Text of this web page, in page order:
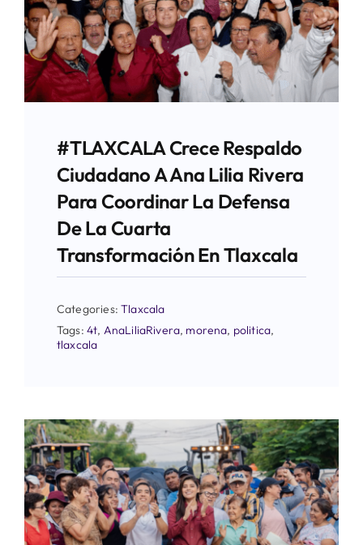
#TLAXCALA Crece Respaldo
Ciudadano A Ana Lilia Rivera
Para Coordinar La Defensa
De La Cuarta
Transformación En Tlaxcala
Categories:Tlaxcala
Tags:4t, AnaLiliaRivera, morena, politica,
tlaxcala